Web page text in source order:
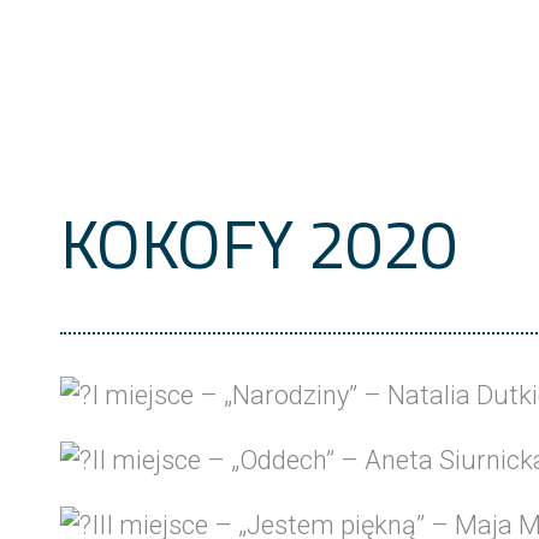
KOKOFY 2020
I miejsce – „Narodziny” – Natalia
II miejsce – „Oddech” – Aneta
III miejsce – „Jestem piękną” – Maja